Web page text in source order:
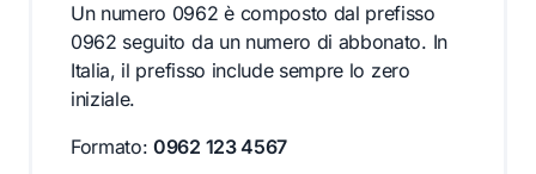
Un numero 0962 è composto dal prefisso
0962 seguito da un numero di abbonato. In
Italia, il prefisso include sempre lo zero
iniziale.
Formato:0962 123 4567